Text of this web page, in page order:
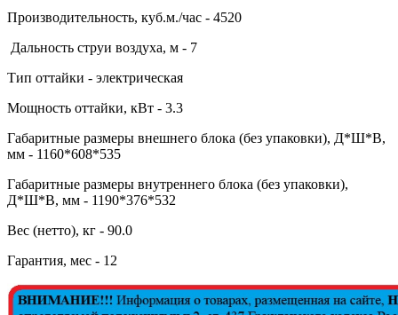
Производительность, куб.м./час - 4520
Дальность струи воздуха, м - 7
Тип оттайки - электрическая
Мощность оттайки, кВт - 3.3
Габаритные размеры внешнего блока (без упаковки), Д*Ш*В,
мм - 1160*608*535
Габаритные размеры внутреннего блока (без упаковки),
Д*Ш*В, мм - 1190*376*532
Вес (нетто), кг - 90.0
Гарантия, мес - 12